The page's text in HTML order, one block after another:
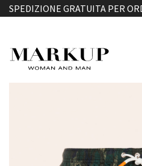
SPEDIZIONE GRATUITA PER